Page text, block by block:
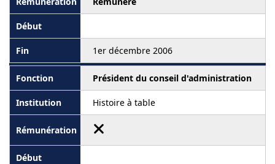
1er décembre 2006
Président du conseil d'administration
Histoire à table